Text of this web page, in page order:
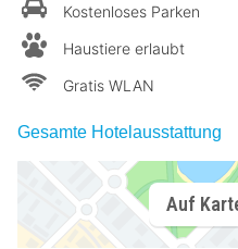
Kostenloses Parken
Haustiere erlaubt
Gratis WLAN
Gesamte Hotelausstattung
Auf